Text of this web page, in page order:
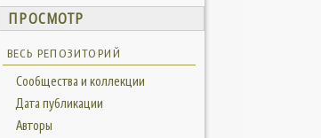
ПРОСМОТР
ВЕСЬ РЕПОЗИТОРИЙ
Сообщества и коллекции
Дата публикации
Авторы